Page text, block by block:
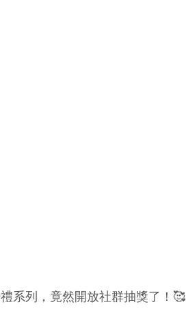
系列，竟然開放社群抽獎了！🥰